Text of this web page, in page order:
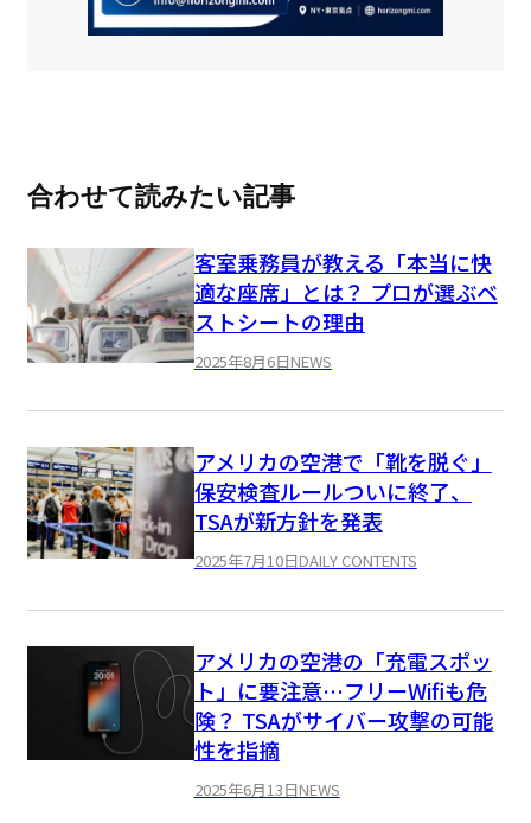
合わせて読みたい記事
客室乗務員が教える「本当に快
適な座席」とは？ プロが選ぶベ
ストシートの理由
2025年8月6日NEWS
アメリカの空港で「靴を脱ぐ」
保安検査ルールついに終了、
TSAが新方針を発表
2025年7月10日DAILY CONTENTS
アメリカの空港の「充電スポッ
ト」に要注意…フリーWifiも危
険？ TSAがサイバー攻撃の可能
性を指摘
2025年6月13日NEWS